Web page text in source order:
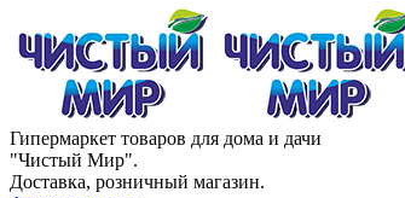
Гипермаркет товаров для дома и дачи
"Чистый Мир".
Доставка, розничный магазин.